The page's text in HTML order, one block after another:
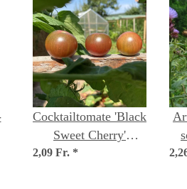
Cocktailtomate 'Black
Sweet Cherry'
(Solanum
2,09 Fr. *